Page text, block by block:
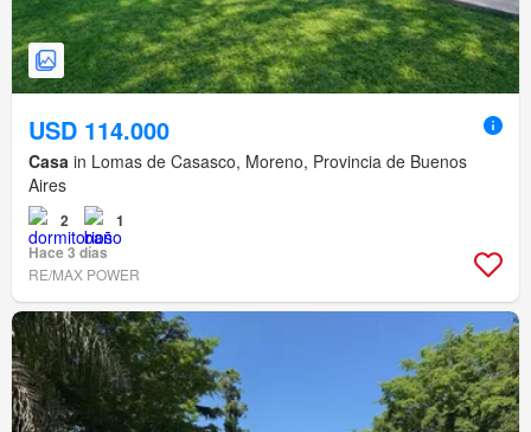
USD 114.000
Casa in Lomas de Casasco, Moreno, Provincia de Buenos
Aires
2
1
Hace 3 días
RE/MAX POWER